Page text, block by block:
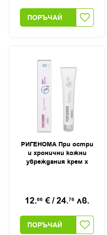
ПОРЪЧАЙ
РИГЕНОМА При остри
и хронични кожни
увреждания крем х
12.66 €/24.76 лв.
ПОРЪЧАЙ